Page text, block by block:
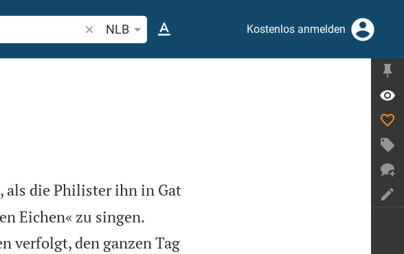
Bibelstelle oder Begriff suchen
NLB Kostenlos anmelden
als die Philister ihn in Gat
Eichen« zu singen.
verfolgt, den ganzen Tag